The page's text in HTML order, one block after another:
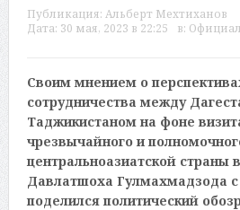
Публикация: Альберт Мехтиханов
Дата: 30 мая, 2023 в 22:25 в:
Своим мнением о
сотрудничества между
Таджикистаном на фоне
чрезвычайного и
центральноазиатской страны
Давлатшоха Гулмахмадзода
поделился политический